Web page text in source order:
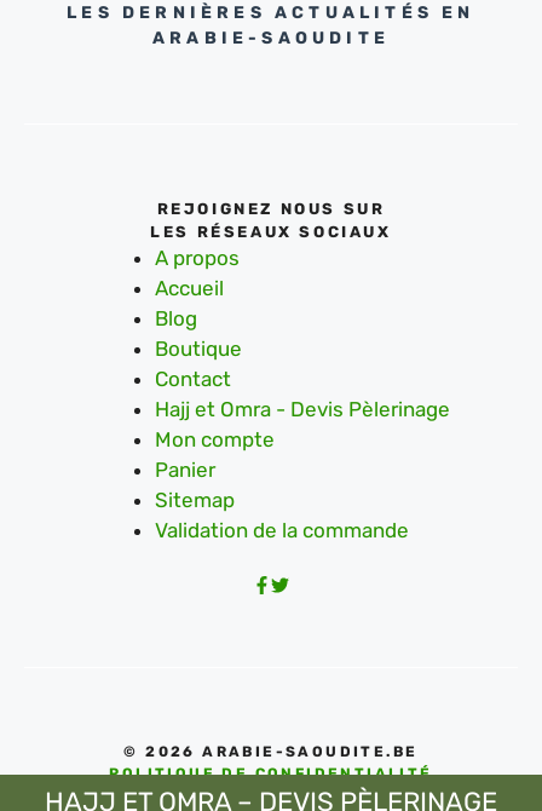
HAJJ ET OMRA – DEVIS PÈLERINAGE
LES DERNIÈRES ACTUALITÉS EN
ARABIE-SAOUDITE
REJOIGNEZ NOUS SUR
LES RÉSEAUX SOCIAUX
A propos
Accueil
Blog
Boutique
Contact
Hajj et Omra - Devis Pèlerinage
Mon compte
Panier
Sitemap
Validation de la commande
© 2026 ARABIE-SAOUDITE.BE
POLITIQUE DE CONFIDENTIALITÉ
CONDITIONS D'UTILISATIONS